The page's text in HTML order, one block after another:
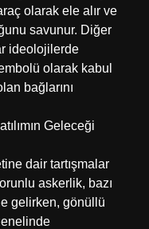
olarak ele alır ve
savunur. Diğer
ideolojilerde
olarak kabul
bağlarını
Geleceği
dair tartışmalar
askerlik, bazı
gelirken, gönüllü